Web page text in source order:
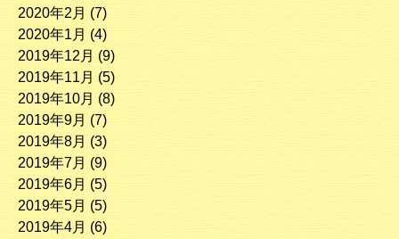
2020年2月 (7)
2020年1月 (4)
2019年12月 (9)
2019年11月 (5)
2019年10月 (8)
2019年9月 (7)
2019年8月 (3)
2019年7月 (9)
2019年6月 (5)
2019年5月 (5)
2019年4月 (6)